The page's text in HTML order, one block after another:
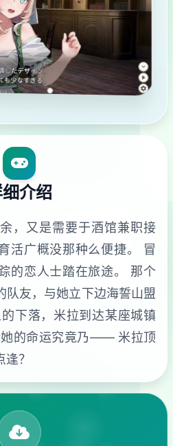
介绍
，又是需要于酒馆兼职接
活广概没那种么便捷。 冒
的恋人士踏在旅途。 那个
队友，与她立下边海誓山盟
下落，米拉到达某座城镇
她的命运究竟乃—— 米拉顶
？